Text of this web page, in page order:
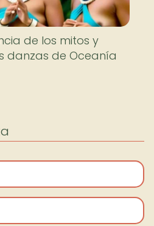
de los mitos y
danzas de Oceanía